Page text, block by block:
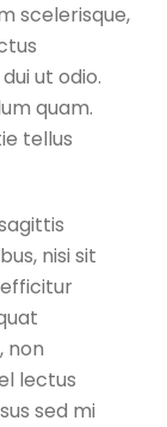
scelerisque,
ut odio.
quam.
tellus
nisi sit
non
lectus
sed mi